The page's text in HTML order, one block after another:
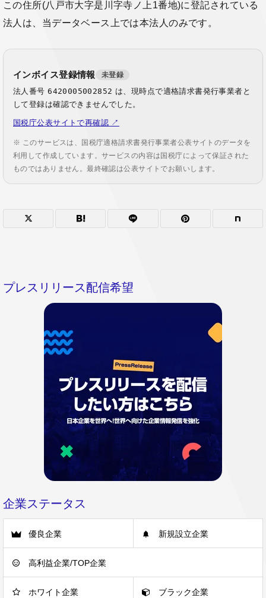
この住所(八戸市大字是川字寺ノ上1番地)に登記されている
法人は、当データベース上では本法人のみです。
インボイス登録情報 未登録
法人番号6420005002852 は、現時点で適格請求書発行事業者と
して登録は確認できませんでした。
国税庁公表サイトで再確認 ↗
※ このサービスは、国税庁適格請求書発行事業者公表サイトのデータを
利用して作成しています。サービスの内容は国税庁によって保証された
ものではありません。最終確認は公表サイトでお願いします。
プレスリリース配信希望
企業ステータス
優良企業 新規設立企業
高利益企業/TOP企業
ホワイト企業 ブラック企業